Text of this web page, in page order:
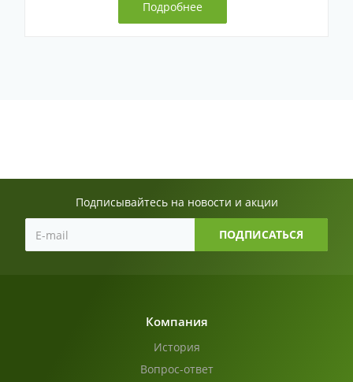
Подробнее
Подписывайтесь на новости и акции
Компания
История
Вопрос-ответ